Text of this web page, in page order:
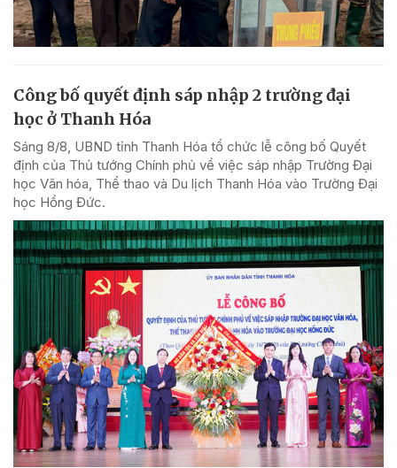
Công bố quyết định sáp nhập 2 trường đại
học ở Thanh Hóa
Sáng 8/8, UBND tỉnh Thanh Hóa tổ chức lễ công bố Quyết
định của Thủ tướng Chính phủ về việc sáp nhập Trường Đại
học Văn hóa, Thể thao và Du lịch Thanh Hóa vào Trường Đại
học Hồng Đức.